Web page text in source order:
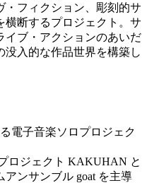
・フィクション、彫刻的サ
横断するプロジェクト。サ
イブ・アクションのあいだ
没入的な作品世界を構築し
電子音楽ソロプロジェク
ロジェクト KAKUHAN と
ンサンブル goat を主導